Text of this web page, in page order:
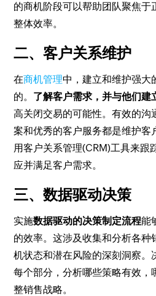
的商机阶段可以帮助团队聚焦于
整体效率。
二、客户关系维护
在商机管理中，建立和维护强大
的。 了解客户需求，并与他们建
高关闭交易的可能性。有效的沟
案和优秀的客户服务都是维护客
用客户关系管理(CRM)工具来跟
应并满足客户需求。
三、数据驱动决策
实施数据驱动的决策制定流程能
的效率。这涉及收集和分析各种
机状态和潜在风险的深刻洞察。
每个部分，分析哪些策略有效，
整销售战略。